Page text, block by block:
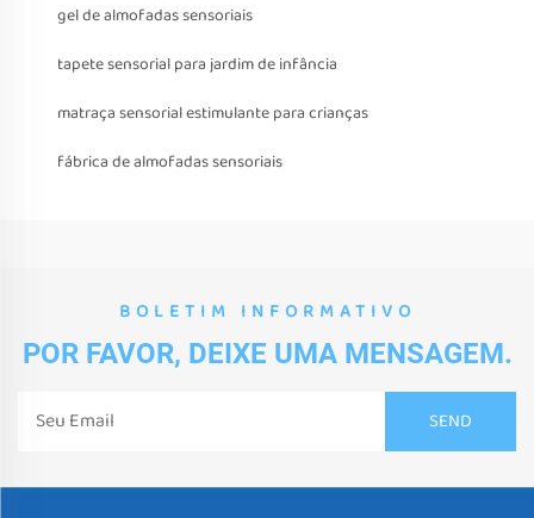
gel de almofadas sensoriais
tapete sensorial para jardim de infância
matraça sensorial estimulante para crianças
fábrica de almofadas sensoriais
BOLETIM INFORMATIVO
POR FAVOR, DEIXE UMA MENSAGEM.